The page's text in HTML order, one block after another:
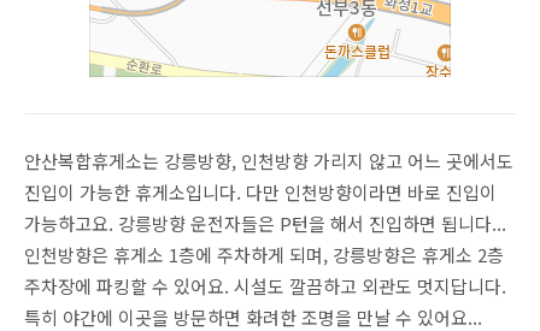
안산복합휴게소는 강릉방향, 인천방향 가리지 않고 어느 곳에서도
진입이 가능한 휴게소입니다. 다만 인천방향이라면 바로 진입이
가능하고요. 강릉방향 운전자들은 P턴을 해서 진입하면 됩니다...
인천방향은 휴게소 1층에 주차하게 되며, 강릉방향은 휴게소 2층
주차장에 파킹할 수 있어요. 시설도 깔끔하고 외관도 멋지답니다.
특히 야간에 이곳을 방문하면 화려한 조명을 만날 수 있어요...